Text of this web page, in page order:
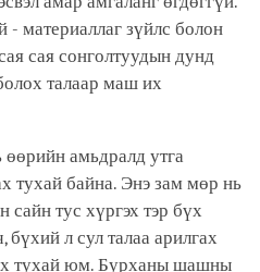
материаллаг зүйлс болон
сая сонголтуудын дунд
талаар маш их
амьдралд утга
тухай байна. Энэ зам мөр нь
сайн тус хүргэх тэр бүх
л сул талаа арилгах
тухай юм. Бурханы шашны